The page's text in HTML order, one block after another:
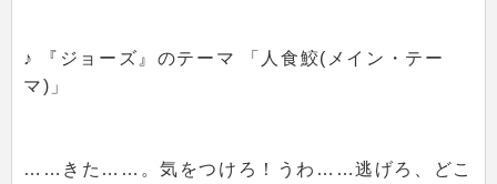
♪ 『ジョーズ』のテーマ 「人食鮫(メイン・テー
マ)」
……きた……。気をつけろ！うわ……逃げろ、どこ